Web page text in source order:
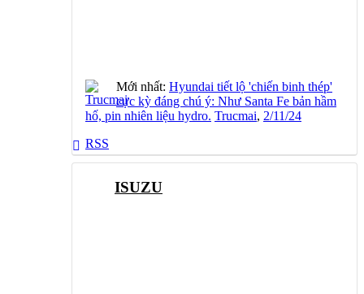
Mới nhất: Hyundai tiết lộ 'chiến binh thép'
cực kỳ đáng chú ý: Như Santa Fe bản hầm
hố, pin nhiên liệu hydro. Trucmai, 2/11/24
RSS
ISUZU